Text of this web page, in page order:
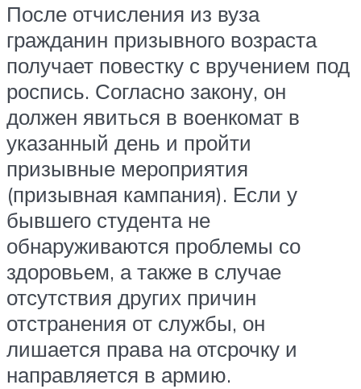
После отчисления из вуза
гражданин призывного возраста
получает повестку с вручением под
роспись. Согласно закону, он
должен явиться в военкомат в
указанный день и пройти
призывные мероприятия
(призывная кампания). Если у
бывшего студента не
обнаруживаются проблемы со
здоровьем, а также в случае
отсутствия других причин
отстранения от службы, он
лишается права на отсрочку и
направляется в армию.